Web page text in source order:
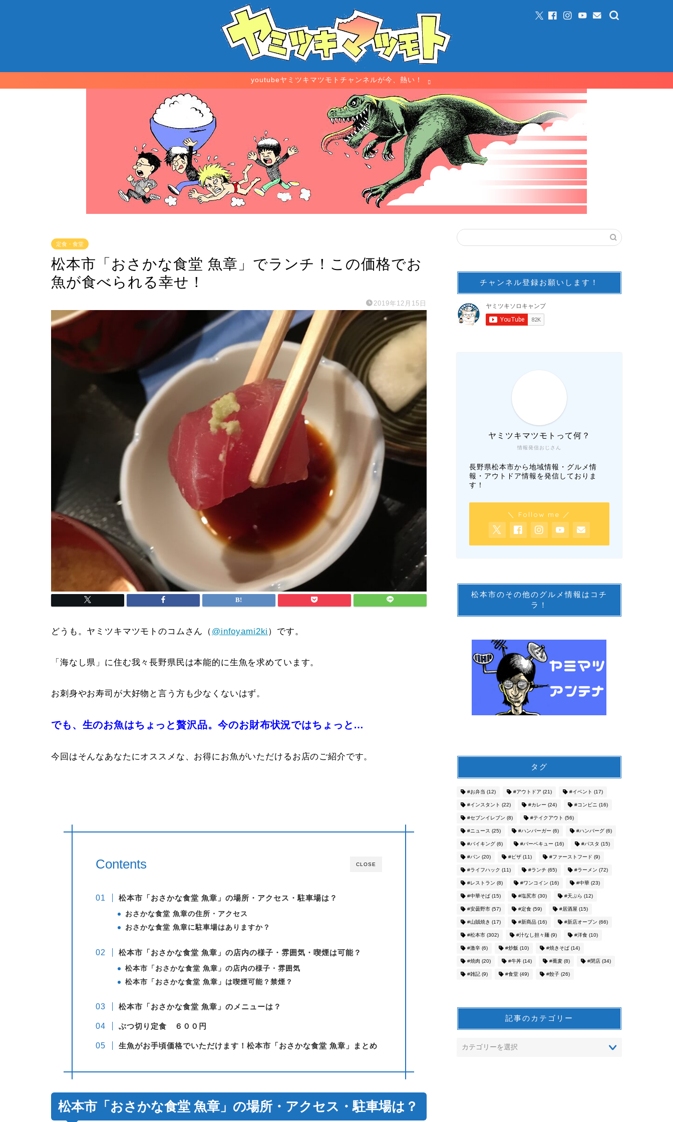
youtubeヤミツキマツモトチャンネルが今、熱い！
定食・食堂
松本市「おさかな食堂 魚章」でランチ！この価格でお
魚が食べられる幸せ！
2019年12月15日
どうも。ヤミツキマツモトのコムさん（ @infoyami2ki ）です。
「海なし県」に住む我々長野県民は本能的に生魚を求めています。
お刺身やお寿司が大好物と言う方も少なくないはず。
でも、生のお魚はちょっと贅沢品。今のお財布状況ではちょっと…
今回はそんなあなたにオススメな、お得にお魚がいただけるお店のご紹介です。
CLOSE
Contents
松本市「おさかな食堂 魚章」の場所・アクセス・駐車場は？
おさかな食堂 魚章の住所・アクセス
おさかな食堂 魚章に駐車場はありますか？
松本市「おさかな食堂 魚章」の店内の様子・雰囲気・喫煙は可能？
松本市「おさかな食堂 魚章」の店内の様子・雰囲気
松本市「おさかな食堂 魚章」は喫煙可能？禁煙？
松本市「おさかな食堂 魚章」のメニューは？
ぶつ切り定食 ６００円
生魚がお手頃価格でいただけます！松本市「おさかな食堂 魚章」まとめ
松本市「おさかな食堂 魚章」の場所・アクセス・駐車場は？
チャンネル登録お願いします！
情報発信おじさん
ヤミツキマツモトって何？
長野県松本市から地域情報・グルメ情
報・アウトドア情報を発信しておりま
す！
＼ Follow me ／
松本市のその他のグルメ情報はコチ
ラ！
タグ
#お弁当 (12) #アウトドア (21) #イベント (17)
#インスタント (22) #カレー (24) #コンビニ (16)
#セブンイレブン (8) #テイクアウト (56)
#ニュース (25) #ハンバーガー (6) #ハンバーグ(6)
#バイキング(6) #バーベキュー (16) #パスタ (15)
#パン (20) #ピザ(11) #ファーストフード (9)
#ライフハック (11) #ランチ(65) #ラーメン (72)
#レストラン (8) #ワンコイン (16) #中華(23)
#中華そば(15) #塩尻市(30) #天ぷら (12)
#安曇野市(57) #定食(59) #居酒屋 (15)
#山賊焼き (17) #新商品(16) #新店オープン (66)
#松本市(302) #汁なし担々麺(9) #洋食(10)
#激辛(6) #炒飯 (10) #焼きそば(14)
#焼肉 (20) #牛丼(14) #蕎麦(8) #閉店(34)
#雑記(9) #食堂(49) #餃子(26)
記事のカテゴリー